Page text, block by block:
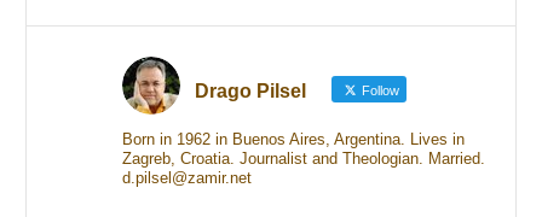
Drago Pilsel Follow
Born in 1962 in Buenos Aires, Argentina. Lives in
Zagreb, Croatia. Journalist and Theologian. Married.
d.pilsel@zamir.net